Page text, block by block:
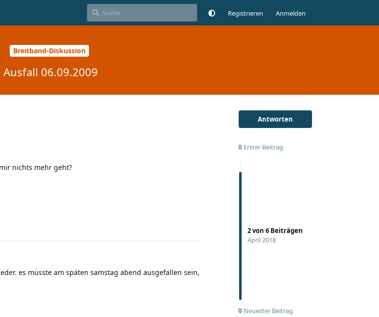
Registrieren Anmelden
Breitband-Diskussion
Ausfall 06.09.2009
Antworten
Erster Beitrag
2von 6 Beiträgen
April 2018
Neuester Beitrag
nichts mehr geht?
es müsste am späten samstag abend ausgefallen sein,